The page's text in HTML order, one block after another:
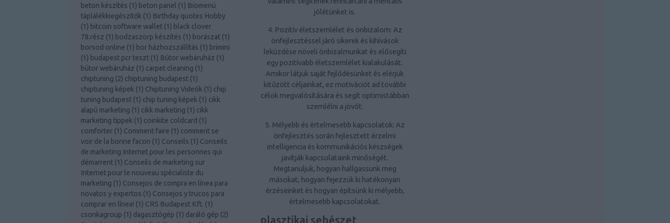
beton készítés (1) beton panel (1) Biomenü
táplálékkiegészítők (1) Birthday quotes Hobby
(1) bitcoin software wallet (1) black clover
78.rész (1) bodzaszörp készítés (1) borászat (1)
borsod online (1) bor házhozszállítás (1) brimini
(1) budapest pcr teszt (1) Bútor webáruház (1)
bútor webáruház (1) carpet cleaning (1)
chiptuning (2) chiptuning budapest (1)
chiptuning képek (1) Chiptuning Videók (1) chip
tuning budapest (1) chip tuning képek (1) cikk
alapú marketing (1) cikk marketing (1) cikk
marketing tippek (1) coinkite coldcard (1)
comforter (1) Comment faire (1) comment se
voir de la bonne facon (1) Conseils (1) Conseils
de marketing Internet pour les personnes qui
démarrent (1) Conseils de marketing sur
Internet pour le nouveau spécialiste du
marketing (1) Consejos de compra en línea para
novatos y expertos (1) Consejos y trucos para
comprar en línea! (1) CRS Budapest Kft. (1)
csonkagroup (1) dagasztógép (1) daráló gép (2)
jólétünket is.
4. Pozitív életszemlélet és önbizalom: Az
önfejlesztéssel járó sikerek és kihívások
leküzdése növeli önbizalmunkat és elősegíti
egy pozitívabb életszemlélet kialakulását.
Amikor látjuk saját fejlődésünket és elérjük
kitűzött céljainkat, ez motivációt ad további
célok megvalósítására és segít optimistábban
szemlélni a jövőt.
5. Mélyebb és értelmesebb kapcsolatok: Az
önfejlesztés során fejlesztett érzelmi
intelligencia és kommunikációs készségek
javítják kapcsolataink minőségét.
Megtanuljuk, hogyan hallgassunk meg
másokat, hogyan fejezzük ki hatékonyan
érzéseinket és hogyan építsünk ki mélyebb,
értelmesebb kapcsolatokat.
plasztikai sebészet